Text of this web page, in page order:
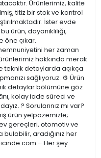
Ürünlerimiz, kalite
titiz bir stok ve kontrol
İster evde
ürün, dayanıklılığı,
öne çıkar.
her zaman
hakkında merak
teknik detaylarda açıkça
sağlıyoruz. ⚙️ Ürün
detaylar bölümüne göz
kolay iade süreci ve
? Sorularınız mı var?
ürün yelpazemizle;
gereçleri, otomotiv ve
aradığınız her
– Her şey